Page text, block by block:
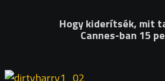
Hogy kiderítsék, mit
Cannes-ban 15